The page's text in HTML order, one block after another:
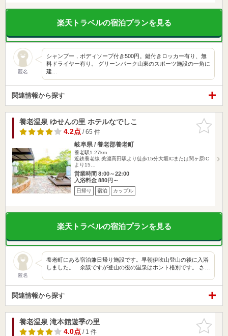
楽天トラベルの宿泊プランを見る
匿名
シャンプー，ボディソープ付き500円。鍵付きロッカー有り、無
料ドライヤー有り。 グリーンパーク山東のスポーツ施設の一角に
建…
関連情報から探す
お気に入
りに追加
養老温泉 ゆせんの里 ホテルなでしこ
4.2点/ 65 件
岐阜県 / 養老郡養老町
養老駅1.27km
近鉄養老線 美濃高田駅より徒歩15分大垣ICまたは関ヶ原IC
より15…
営業時間 8:00～22:00
入浴料金 880円～
日帰り 宿泊 カップル
楽天トラベルの宿泊プランを見る
匿名
養老町にある宿泊兼日帰り施設です。早朝伊吹山登山の後に入浴
しました。 余談ですが登山の後の温泉はホント格別です。 さ…
関連情報から探す
お気に入
りに追加
養老温泉 滝本館遊季の里
4.0点/ 1 件